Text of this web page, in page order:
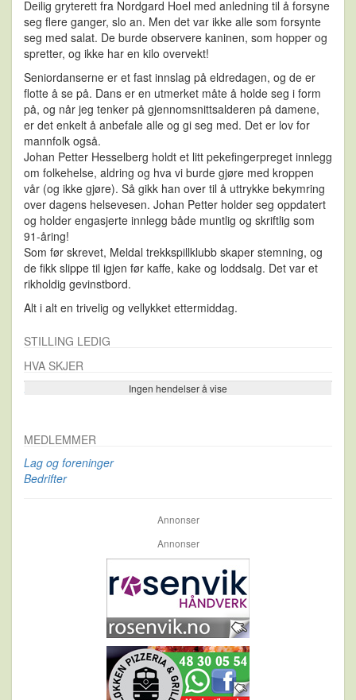
Deilig gryterett fra Nordgard Hoel med anledning til å forsyne
seg flere ganger, slo an. Men det var ikke alle som forsynte
seg med salat. De burde observere kaninen, som hopper og
spretter, og ikke har en kilo overvekt!
Seniordanserne er et fast innslag på eldredagen, og de er
flotte å se på. Dans er en utmerket måte å holde seg i form
på, og når jeg tenker på gjennomsnittsalderen på damene,
er det enkelt å anbefale alle og gi seg med. Det er lov for
mannfolk også.
Johan Petter Hesselberg holdt et litt pekefingerpreget innlegg
om folkehelse, aldring og hva vi burde gjøre med kroppen
vår (og ikke gjøre). Så gikk han over til å uttrykke bekymring
over dagens helsevesen. Johan Petter holder seg oppdatert
og holder engasjerte innlegg både muntlig og skriftlig som
91-åring!
Som før skrevet, Meldal trekkspillklubb skaper stemning, og
de fikk slippe til igjen før kaffe, kake og loddsalg. Det var et
rikholdig gevinstbord.
Alt i alt en trivelig og vellykket ettermiddag.
STILLING LEDIG
HVA SKJER
Ingen hendelser å vise
Se flere…
MEDLEMMER
Lag og foreninger
Bedrifter
Annonser
Annonser